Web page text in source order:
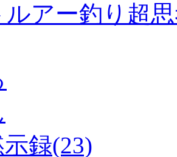
ルアー釣り超
録(23)